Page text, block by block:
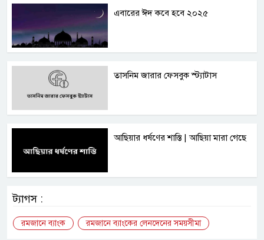
এবারের ঈদ কবে হবে ২০২৫
তাসনিম জারার ফেসবুক স্ট্যাটাস
আছিয়ার ধর্ষণের শাস্তি | আছিয়া মারা গেছে
ট্যাগস :
রমজানে ব্যাংক রমজানে ব্যাংকের লেনদেনের সময়সীমা